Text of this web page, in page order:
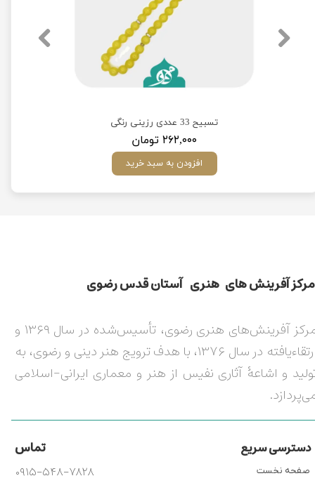
تسبیح 33 عددی رزینی رنگی
۲۶۲,۰۰۰ تومان
افزودن به سبد خرید
مركز آفرينش های هنری آستان قدس رضوی​​​​​​​​​​​​​​
مرکز آفرینش‌های هنری رضوی، تأسیس‌شده در سال ۱۳۶۹ و
ارتقاءیافته در سال ۱۳۷۶، با هدف ترویج هنر دینی و رضوی، به
و اشاعۀ آثاری نفیس از هنر و معماری ایرانی-اسلامی
دسترسی سریع تماس
۰۹۱۵-۵۴۸-۷۸۲۸
صفحه نخست